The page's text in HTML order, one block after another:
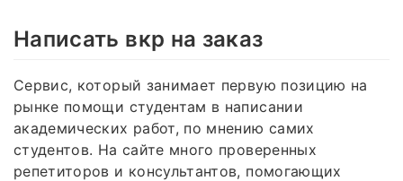
Написать вкр на заказ
Сервис, который занимает первую позицию на
рынке помощи студентам в написании
академических работ, по мнению самих
студентов. На сайте много проверенных
репетиторов и консультантов, помогающих